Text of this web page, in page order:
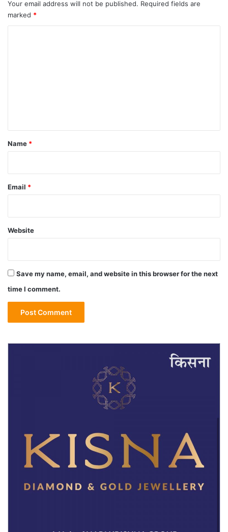
Your email address will not be published. Required fields are
marked *
*
Name *
Email *
Website
Save my name, email, and website in this browser for the next
time I comment.